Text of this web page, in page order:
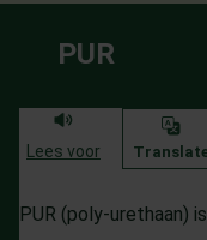
PUR
Lees voor
PUR (poly-urethaan)